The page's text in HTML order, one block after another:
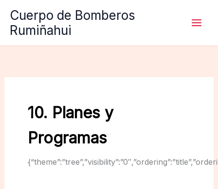
contenido
Cuerpo de Bomberos
Rumiñahui
10. Planes y
Programas